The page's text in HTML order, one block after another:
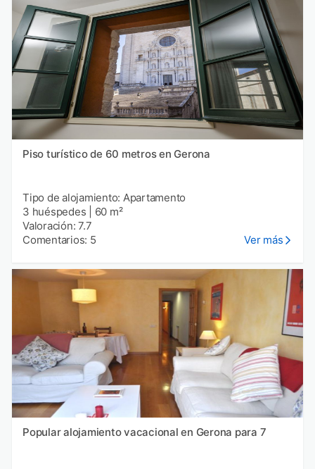
Piso turístico de 60 metros en Gerona
Tipo de alojamiento: Apartamento
3 huéspedes
60 m²
Valoración: 7.7
Comentarios: 5
Ver más
Popular alojamiento vacacional en Gerona para 7